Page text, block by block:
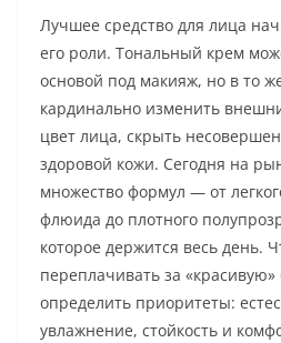
Лучшее средство для лица
его роли. Тональный крем
основой под макияж, но в то
кардинально изменить
цвет лица, скрыть
здоровой кожи. Сегодня на
множество формул — от
флюида до плотного
которое держится весь день.
переплачивать за
определить приоритеты:
увлажнение, стойкость и